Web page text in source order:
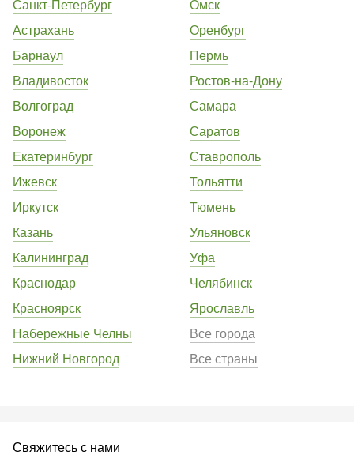
Санкт-Петербург
Астрахань
Барнаул
Владивосток
Волгоград
Воронеж
Екатеринбург
Ижевск
Иркутск
Казань
Калининград
Краснодар
Красноярск
Набережные Челны
Нижний Новгород
Омск
Оренбург
Пермь
Ростов-на-Дону
Самара
Саратов
Ставрополь
Тольятти
Тюмень
Ульяновск
Уфа
Челябинск
Ярославль
Все города
Все страны
Свяжитесь с нами